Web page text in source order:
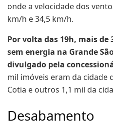
onde a velocidade dos
km/h e 34,5 km/h.
Por volta das 19h, mais
sem energia na Grande
divulgado pela
mil imóveis eram da cidade
Cotia e outros 1,1 mil da
Desabamento